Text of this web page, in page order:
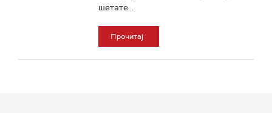
шетате...
Прочитај